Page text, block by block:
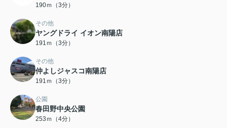
190ｍ（3分）
その他
ヤングドライ イオン南陽店
191ｍ（3分）
その他
仲よしジャスコ南陽店
191ｍ（3分）
公園
春田野中央公園
253ｍ（4分）